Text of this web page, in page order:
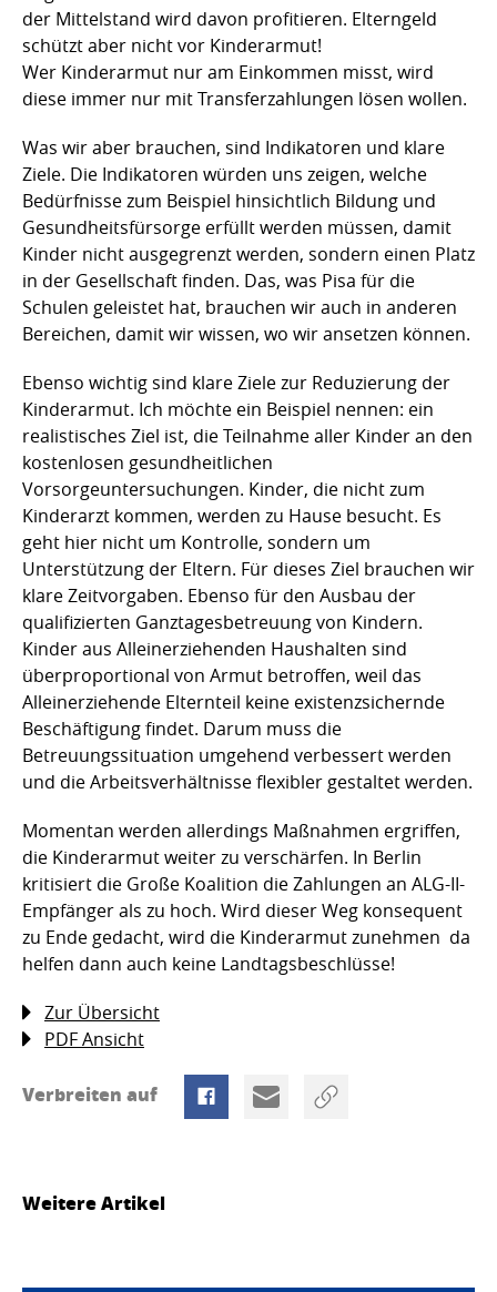
der Mittelstand wird davon profitieren. Elterngeld
schützt aber nicht vor Kinderarmut!
Wer Kinderarmut nur am Einkommen misst, wird
diese immer nur mit Transferzahlungen lösen wollen.
Was wir aber brauchen, sind Indikatoren und klare
Ziele. Die Indikatoren würden uns zeigen, welche
Bedürfnisse zum Beispiel hinsichtlich Bildung und
Gesundheitsfürsorge erfüllt werden müssen, damit
Kinder nicht ausgegrenzt werden, sondern einen Platz
in der Gesellschaft finden. Das, was Pisa für die
Schulen geleistet hat, brauchen wir auch in anderen
Bereichen, damit wir wissen, wo wir ansetzen können.
Ebenso wichtig sind klare Ziele zur Reduzierung der
Kinderarmut. Ich möchte ein Beispiel nennen: ein
realistisches Ziel ist, die Teilnahme aller Kinder an den
kostenlosen gesundheitlichen
Vorsorgeuntersuchungen. Kinder, die nicht zum
Kinderarzt kommen, werden zu Hause besucht. Es
geht hier nicht um Kontrolle, sondern um
Unterstützung der Eltern. Für dieses Ziel brauchen wir
klare Zeitvorgaben. Ebenso für den Ausbau der
qualifizierten Ganztagesbetreuung von Kindern.
Kinder aus Alleinerziehenden Haushalten sind
überproportional von Armut betroffen, weil das
Alleinerziehende Elternteil keine existenzsichernde
Beschäftigung findet. Darum muss die
Betreuungssituation umgehend verbessert werden
und die Arbeitsverhältnisse flexibler gestaltet werden.
Momentan werden allerdings Maßnahmen ergriffen,
die Kinderarmut weiter zu verschärfen. In Berlin
kritisiert die Große Koalition die Zahlungen an ALG-II-
Empfänger als zu hoch. Wird dieser Weg konsequent
zu Ende gedacht, wird die Kinderarmut zunehmen  da
helfen dann auch keine Landtagsbeschlüsse!
Zur Übersicht
PDF Ansicht
Verbreiten auf
Weitere Artikel